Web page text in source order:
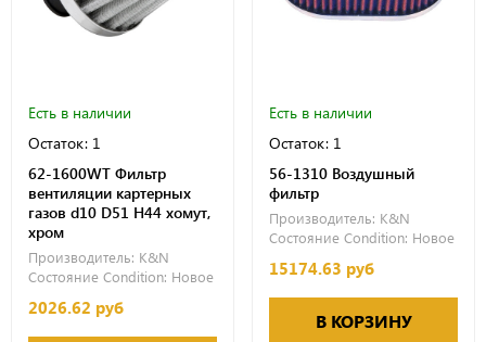
Есть в наличии
Остаток: 1
62-1600WT Фильтр
вентиляции картерных
газов d10 D51 H44 хомут,
хром
Производитель: K&N
Состояние Condition: Новое
2026.62 руб
Есть в наличии
Остаток: 1
56-1310 Воздушный
фильтр
Производитель: K&N
Состояние Condition: Новое
15174.63 руб
В КОРЗИНУ